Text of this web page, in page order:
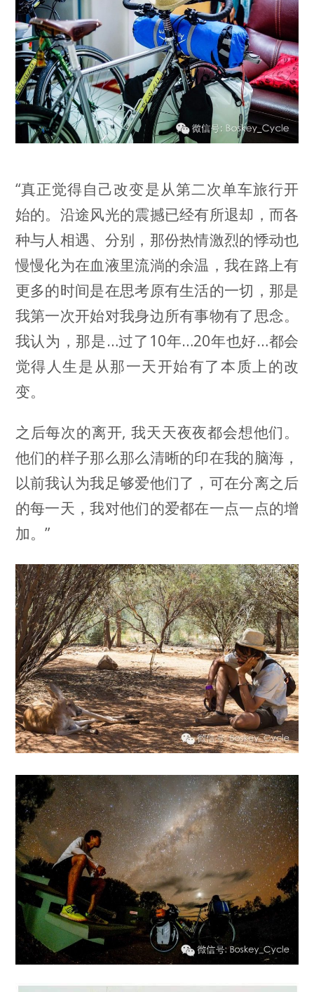
“真正觉得自己改变是从第二次单车旅行开
始的。沿途风光的震撼已经有所退却，而各
种与人相遇、分别，那份热情激烈的悸动也
慢慢化为在血液里流淌的余温，我在路上有
更多的时间是在思考原有生活的一切，那是
我第一次开始对我身边所有事物有了思念。
我认为，那是…过了10年…20年也好…都会
觉得人生是从那一天开始有了本质上的改
变。
之后每次的离开, 我天天夜夜都会想他们。
他们的样子那么那么清晰的印在我的脑海，
以前我认为我足够爱他们了，可在分离之后
的每一天，我对他们的爱都在一点一点的增
加。”